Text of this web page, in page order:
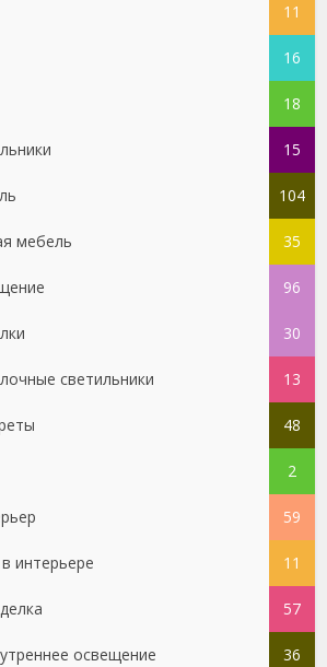
11
16
18
15
104
мебель 35
96
30
светильники 13
48
2
59
интерьере 11
57
освещение 36